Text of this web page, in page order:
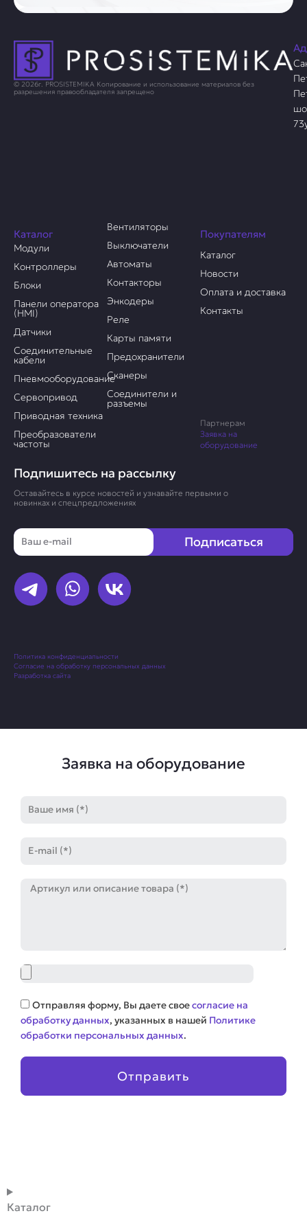
© 2026г. PROSISTEMIKA Копирование и использование материалов без
разрешения правообладателя запрещено
Подпишитесь на рассылку
Оставайтесь в курсе новостей и узнавайте первыми о
новинках и спецпредложениях
Email
Подписаться
Политика конфиденциальности
Согласие на обработку персональных данных
Разработка сайта
Каталог
Модули
Контроллеры
Блоки
Панели оператора
(HMI)
Датчики
Соединительные
кабели
Пневмооборудование
Сервопривод
Приводная техника
Преобразователи
частоты
Вентиляторы
Выключатели
Автоматы
Контакторы
Энкодеры
Реле
Карты памяти
Предохранители
Сканеры
Соединители и
разъемы
Покупателям
Каталог
Новости
Оплата и доставка
Контакты
Партнерам
Заявка на
оборудование
Заявка на оборудование
mail
Артикул
Файл
Соглашение
Отправляя форму, Вы даете своесогласие на
обработку данных, указанных в нашей Политике
обработки персональных данных.
Отправить
Каталог